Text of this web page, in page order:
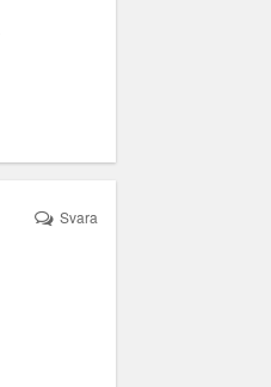
Svara